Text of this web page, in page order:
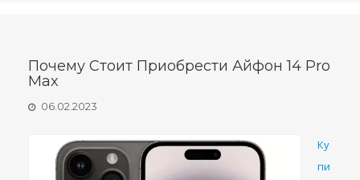
Почему Стоит Приобрести Айфон 14 Pro
Max
06.02.2023
Ку
пи